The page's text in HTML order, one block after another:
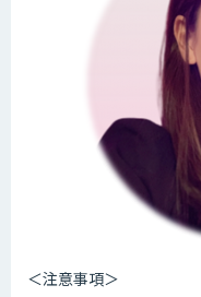
＜注意事項＞